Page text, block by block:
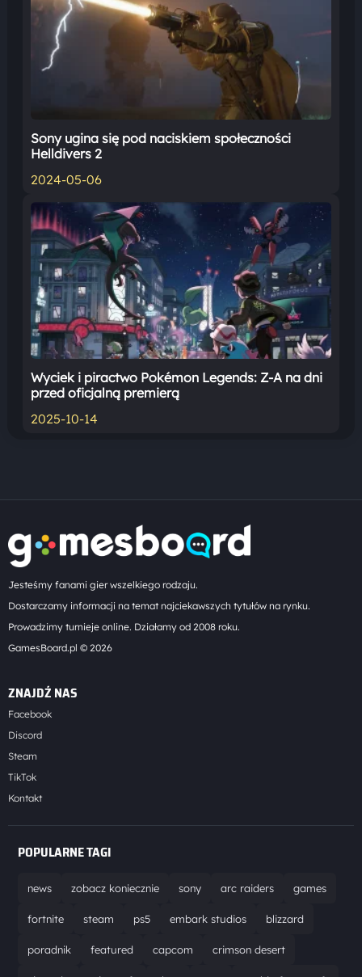
Sony ugina się pod naciskiem społeczności
Helldivers 2
2024-05-06
Wyciek i piractwo Pokémon Legends: Z-A na dni
przed oficjalną premierą
2025-10-14
Jesteśmy fanami gier wszelkiego rodzaju.
Dostarczamy informacji na temat najciekawszych tytułów na rynku.
Prowadzimy turnieje online. Działamy od 2008 roku.
GamesBoard.pl © 2026
ZNAJDŹ NAS
Facebook
Discord
Steam
TikTok
Kontakt
POPULARNE TAGI
news zobacz koniecznie sony arc raiders games
fortnite steam ps5 embark studios blizzard
poradnik featured capcom crimson desert